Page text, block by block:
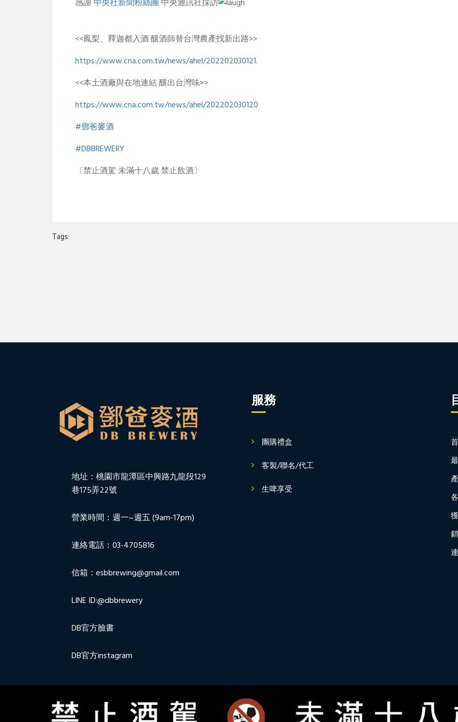
感謝中央社新聞粉絲團 中央通訊社採訪
<<鳳梨、釋迦都入酒 釀酒師替台灣農產找新出路>>
https://www.cna.com.tw/news/ahel/202202030121.
<<本土酒廠與在地連結 釀出台灣味>>
https://www.cna.com.tw/news/ahel/202202030120
#鄧爸麥酒
#DBBREWERY
〔禁止酒駕 未滿十八歲 禁止飲酒〕
Tags:
地址：桃園市龍潭區中興路九龍段129
巷175弄22號
營業時間：週一~週五 (9am-17pm)
連絡電話：03-4705816
信箱：esbbrewing@gmail.com
LINE ID:@dbbrewery
DB官方臉書
DB官方instagram
服務
團購禮盒
客製/聯名/代工
生啤享受